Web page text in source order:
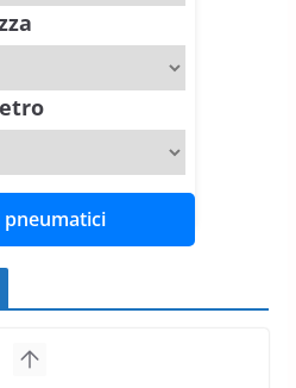
Pilot Sport 4 S – Test
Range Rover Sport D350 HST
Aprile 2026 15 min read